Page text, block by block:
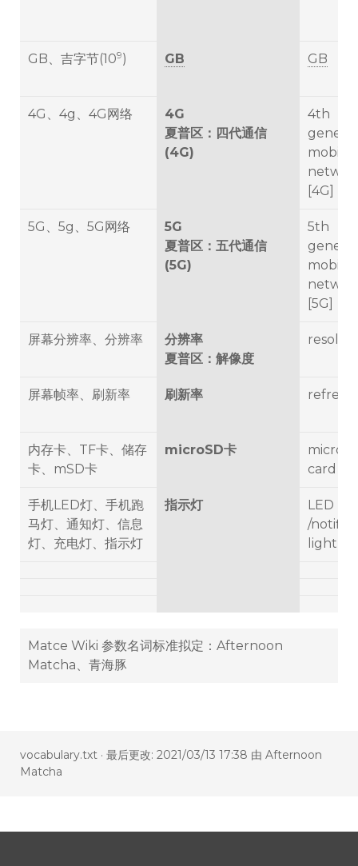
GB、吉字节(109) GB GB
4G、4g、4G网络
4G
夏普区：四代通信
(4G)
4th
mobile
[4G]
5G、5g、5G网络
5G
夏普区：五代通信
(5G)
5th
mobile
[5G]
屏幕分辨率、分辨率
分辨率
夏普区：解像度
屏幕帧率、刷新率 刷新率 refresh
内存卡、TF卡、储存
卡、mSD卡
microSD卡
card
手机LED灯、手机跑
马灯、通知灯、信息
灯、充电灯、指示灯
指示灯
LED
/
light
Matce Wiki 参数名词标准拟定：Afternoon
Matcha、青海豚
vocabulary.txt · 最后更改: 2021/03/13 17:38 由 Afternoon
Matcha